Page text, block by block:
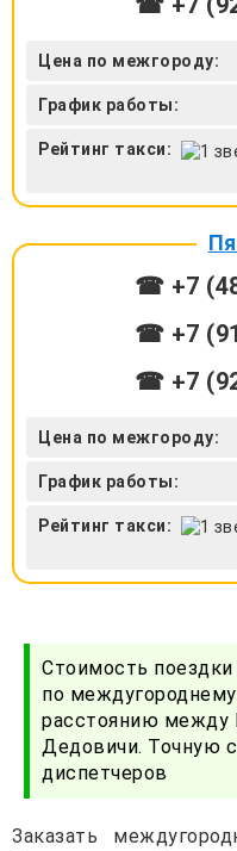
Цена по межгороду:
График работы:
Рейтинг такси:
☎ +7
☎ +7
☎ +7
Цена по межгороду:
График работы:
Рейтинг такси:
Стоимость поездки
по
расстоянию между
Дедовичи. Точную
диспетчеров
Заказать